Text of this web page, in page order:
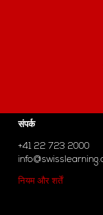
संपर्क
+41 22 723 2000
नियम और शर्तें